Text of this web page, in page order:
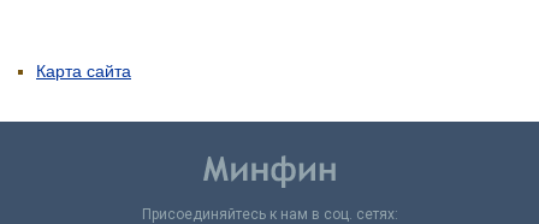
Карта сайта
Присоединяйтесь к нам в соц. сетях: